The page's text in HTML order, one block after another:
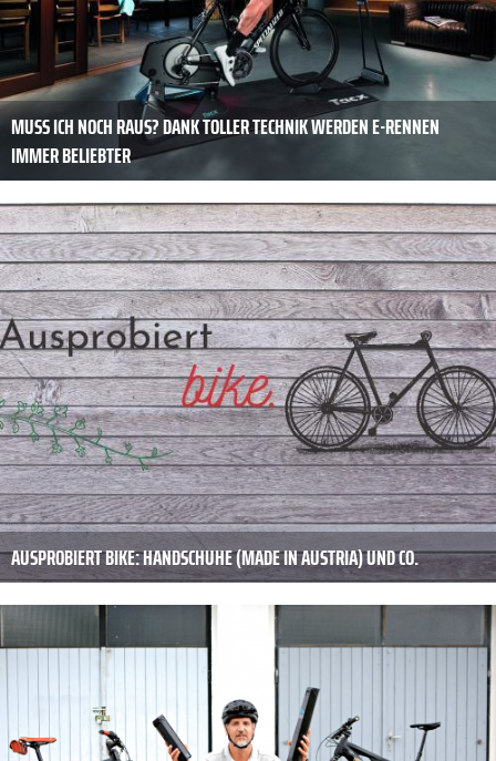
MUSS ICH NOCH RAUS? DANK TOLLER TECHNIK WERDEN E-RENNEN
IMMER BELIEBTER
AUSPROBIERT BIKE: HANDSCHUHE (MADE IN AUSTRIA) UND CO.